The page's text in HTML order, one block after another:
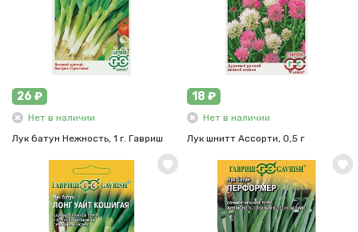
26 ₽
Нет в наличии
Лук батун Нежность, 1 г. Гавриш
18 ₽
Нет в наличии
Лук шнитт Ассорти, 0,5 г